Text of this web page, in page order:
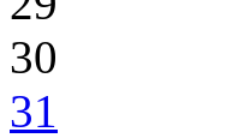
30
31